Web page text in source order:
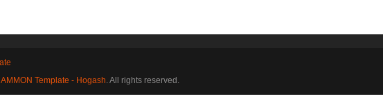
AMMON Template - Hogash. All rights reserved.